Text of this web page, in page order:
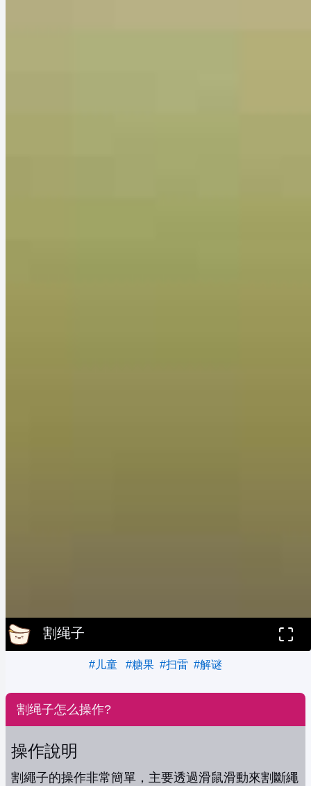
割绳子
#儿童 #糖果 #扫雷 #解谜
割绳子怎么操作?
操作說明
割繩子的操作非常簡單，主要透過滑鼠滑動來割斷繩